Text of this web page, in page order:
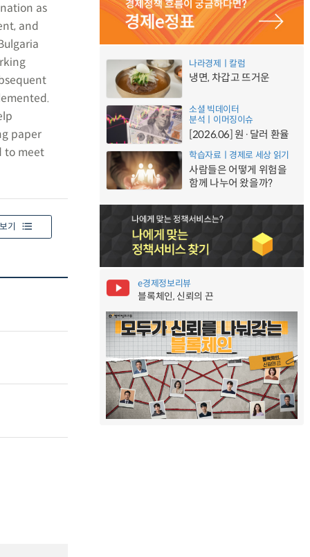
as
and
paper
to meet
기
나라경제ㅣ칼럼
냉면, 차갑고 뜨거운
소셜 빅데이터
분석ㅣ이머징이슈
[2026.06] 원·달러 환율
학습자료ㅣ경제로 세상 읽기
사람들은 어떻게 위험을
함께 나누어 왔을까?
e경제정보리뷰
블록체인, 신뢰의 끈